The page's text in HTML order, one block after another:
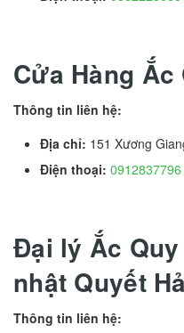
Cửa Hàng
Thông tin liên hệ:
Địa chỉ: 151 Xương
Điện thoại: 0912837796
Đại lý Ắc
nhật Quyết
Thông tin liên hệ: